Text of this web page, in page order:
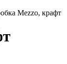
Mezzo, крафт